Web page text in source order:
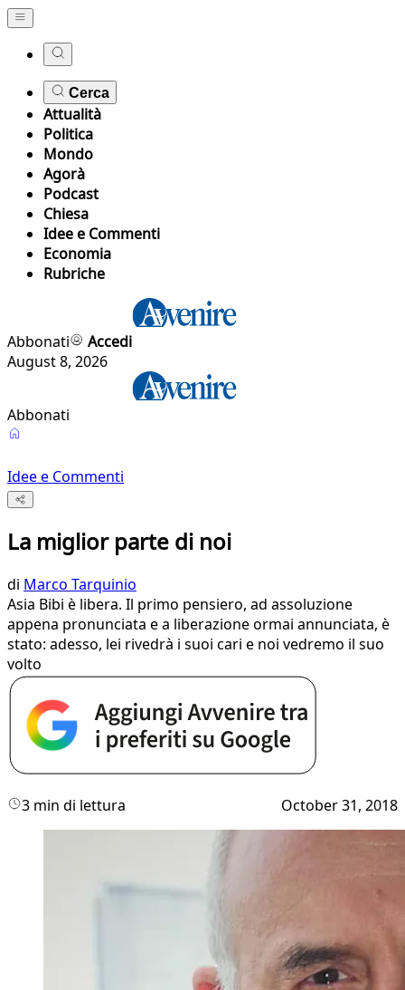
Cerca
Attualità
Politica
Mondo
Agorà
Podcast
Chiesa
Idee e Commenti
Economia
Rubriche
Abbonati
Accedi
August 8, 2026
Abbonati
Idee e Commenti
La miglior parte di noi
di Marco Tarquinio
Asia Bibi è libera. Il primo pensiero, ad assoluzione
appena pronunciata e a liberazione ormai annunciata, è
stato: adesso, lei rivedrà i suoi cari e noi vedremo il suo
volto
3 min di lettura October 31, 2018